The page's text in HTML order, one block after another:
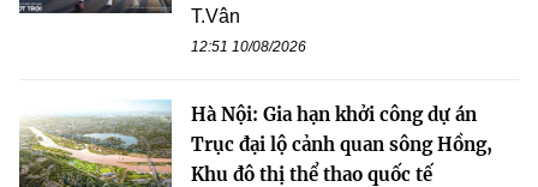
T.Vân
12:51 10/08/2026
Hà Nội: Gia hạn khởi công dự án
Trục đại lộ cảnh quan sông Hồng,
Khu đô thị thể thao quốc tế